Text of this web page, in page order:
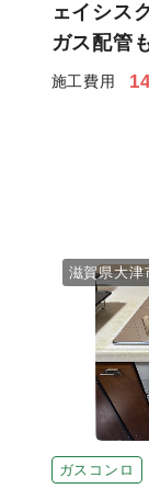
ェイシス
ガス配管
施工費用
ガスコンロ
滋賀県大津